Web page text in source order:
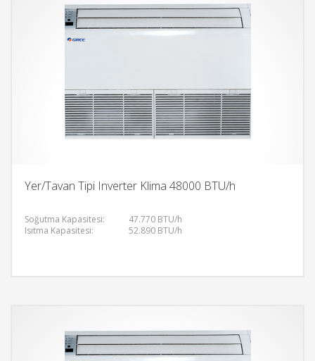
Yer/Tavan Tipi Inverter Klima 48000 BTU/h
Soğutma Kapasitesi:
47.770 BTU/h
Isıtma Kapasitesi:
52.890 BTU/h